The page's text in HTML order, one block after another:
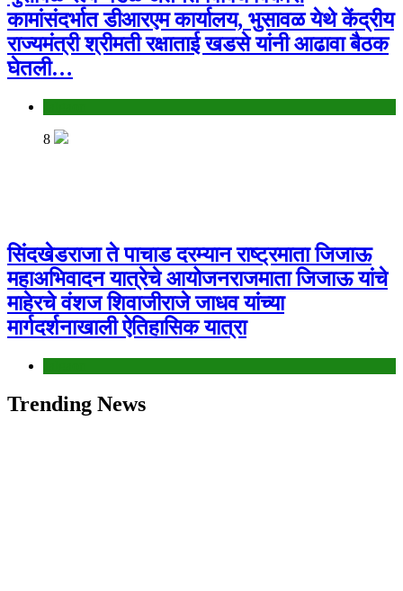
कामांसंदर्भात डीआरएम कार्यालय, भुसावळ येथे केंद्रीय
राज्यमंत्री श्रीमती रक्षाताई खडसे यांनी आढावा बैठक
घेतली…
8
सिंदखेडराजा ते पाचाड दरम्यान राष्ट्रमाता जिजाऊ
महाअभिवादन यात्रेचे आयोजनराजमाता जिजाऊ यांचे
माहेरचे वंशज शिवाजीराजे जाधव यांच्या
मार्गदर्शनाखाली ऐतिहासिक यात्रा
Trending News